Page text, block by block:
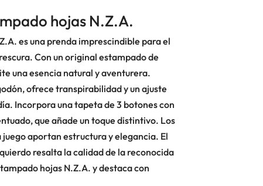
hojas N.Z.A.
es una prenda imprescindible para el
Con un original estampado de
una esencia natural y aventurera.
ofrece transpirabilidad y un ajuste
Incorpora una tapeta de 3 botones con
que añade un toque distintivo. Los
juego aportan estructura y elegancia. El
resalta la calidad de la reconocida
hojas N.Z.A. y destaca con